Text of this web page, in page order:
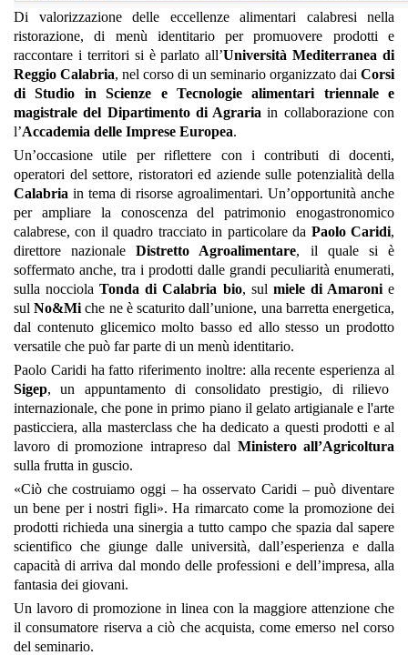
Di valorizzazione delle eccellenze alimentari calabresi nella
ristorazione, di menù identitario per promuovere prodotti e
raccontare i territori si è parlato all’Università Mediterranea di
Reggio Calabria, nel corso di un seminario organizzato dai Corsi
di Studio in Scienze e Tecnologie alimentari triennale e
magistrale del Dipartimento di Agraria in collaborazione con
l’Accademia delle Imprese Europea.
Un’occasione utile per riflettere con i contributi di docenti,
operatori del settore, ristoratori ed aziende sulle potenzialità della
Calabria in tema di risorse agroalimentari. Un’opportunità anche
per ampliare la conoscenza del patrimonio enogastronomico
calabrese, con il quadro tracciato in particolare da Paolo Caridi,
direttore nazionaleDistretto Agroalimentare, il quale si è
soffermato anche, tra i prodotti dalle grandi peculiarità enumerati,
sulla nocciolaTonda di Calabria bio, sul miele di Amaronie
sulNo&Mi che ne è scaturito dall’unione, una barretta energetica,
dal contenuto glicemico molto basso ed allo stesso un prodotto
versatile che può far parte di un menù identitario.
Paolo Caridi ha fatto riferimento inoltre: alla recente esperienza al
Sigep, un appuntamento di consolidato prestigio, di rilievo
internazionale, che pone in primo piano il gelato artigianale e l'arte
pasticciera, alla masterclass che ha dedicato a questi prodotti e al
lavoro di promozione intrapreso dal Ministero all’Agricoltura
sulla frutta in guscio.
«Ciò che costruiamo oggi – ha osservato Caridi – può diventare
un bene per i nostri figli». Ha rimarcato come la promozione dei
prodotti richieda una sinergia a tutto campo che spazia dal sapere
scientifico che giunge dalle università, dall’esperienza e dalla
capacità di arriva dal mondo delle professioni e dell’impresa, alla
fantasia dei giovani.
Un lavoro di promozione in linea con la maggiore attenzione che
il consumatore riserva a ciò che acquista, come emerso nel corso
del seminario.